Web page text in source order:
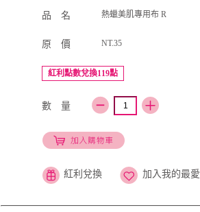
品 名 熱蠟美肌專用布 R
原 價 NT.35
紅利點數兌換119點
數 量
紅利兌換 加入我的最愛